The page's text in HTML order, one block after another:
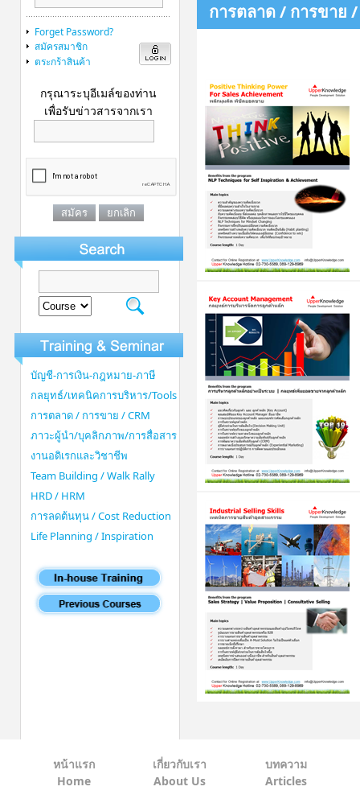
Forget Password?
สมัครสมาชิก
ตระกร้าสินค้า
กรุณาระบุอีเมล์ของท่าน
เพื่อรับข่าวสารจากเรา
บัญชี-การเงิน-กฎหมาย-ภาษี
กลยุทธ์/เทคนิคการบริหาร/Tools
การตลาด / การขาย / CRM
ภาวะผู้นำ/บุคลิกภาพ/การสื่อสาร
งานอดิเรกและวิชาชีพ
Team Building / Walk Rally
HRD / HRM
การลดต้นทุน / Cost Reduction
Life Planning / Inspiration
การตลาด / การขาย /
หน้าแรก
Home
เกี่ยวกับเรา
About Us
บทความ
Articles